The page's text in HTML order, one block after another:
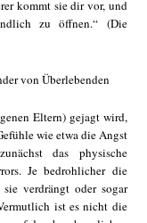
kommt sie dir vor, und
zu öffnen.“ (Die
von Überlebenden
Eltern) gejagt wird,
wie etwa die Angst
das physische
Je bedrohlicher die
verdrängt oder sogar
ist es nicht die